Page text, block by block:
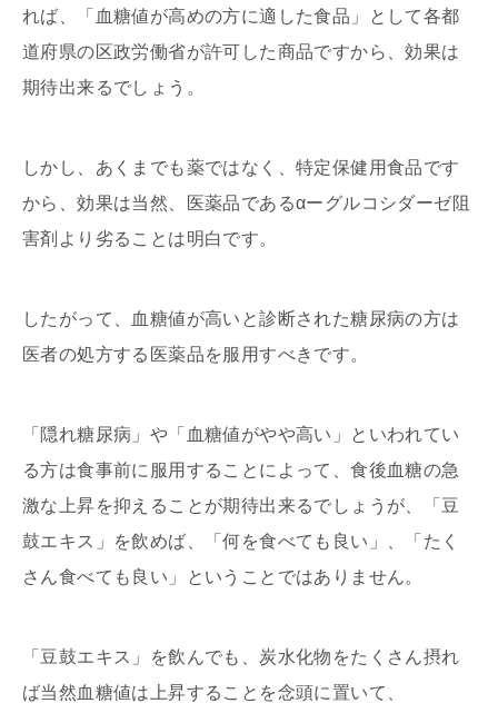
れば、「血糖値が高めの方に適した食品」として各都
道府県の区政労働省が許可した商品ですから、効果は
期待出来るでしょう。
しかし、あくまでも薬ではなく、特定保健用食品です
から、効果は当然、医薬品であるαーグルコシダーゼ阻
害剤より劣ることは明白です。
したがって、血糖値が高いと診断された糖尿病の方は
医者の処方する医薬品を服用すべきです。
「隠れ糖尿病」や「血糖値がやや高い」といわれてい
る方は食事前に服用することによって、食後血糖の急
激な上昇を抑えることが期待出来るでしょうが、「豆
鼓エキス」を飲めば、「何を食べても良い」、「たく
さん食べても良い」ということではありません。
「豆鼓エキス」を飲んでも、炭水化物をたくさん摂れ
ば当然血糖値は上昇することを念頭に置いて、